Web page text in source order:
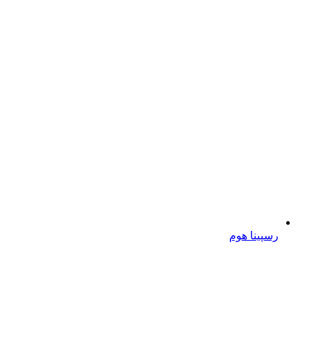
رسپینا هوم